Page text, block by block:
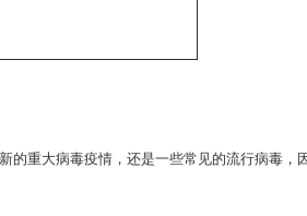
重大病毒疫情，还是一些常见的流行病毒，